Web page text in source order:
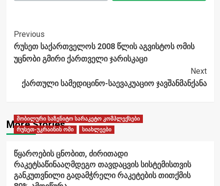
Post
Navigation
Previous
რუსეთ საქართველოს 2008 წლის აგვისტოს ომის
უცნობი გმირი ქართველი ჯარისკაცი
Next
ქართული სამედიცინო-საევაკუაციო ჯავშანმანქანა
More Stories
მობილური საზენიტო სარაკეტო კომპლექსები
რუსეთ-უკრაინის ომი
სიახლეები
წყაროების ცნობით, ძირითადი
რაკეტსაწინააღმდეგო თავდაცვის სისტემისთვის
განკუთვნილი გადამჭრელი რაკეტების თითქმის